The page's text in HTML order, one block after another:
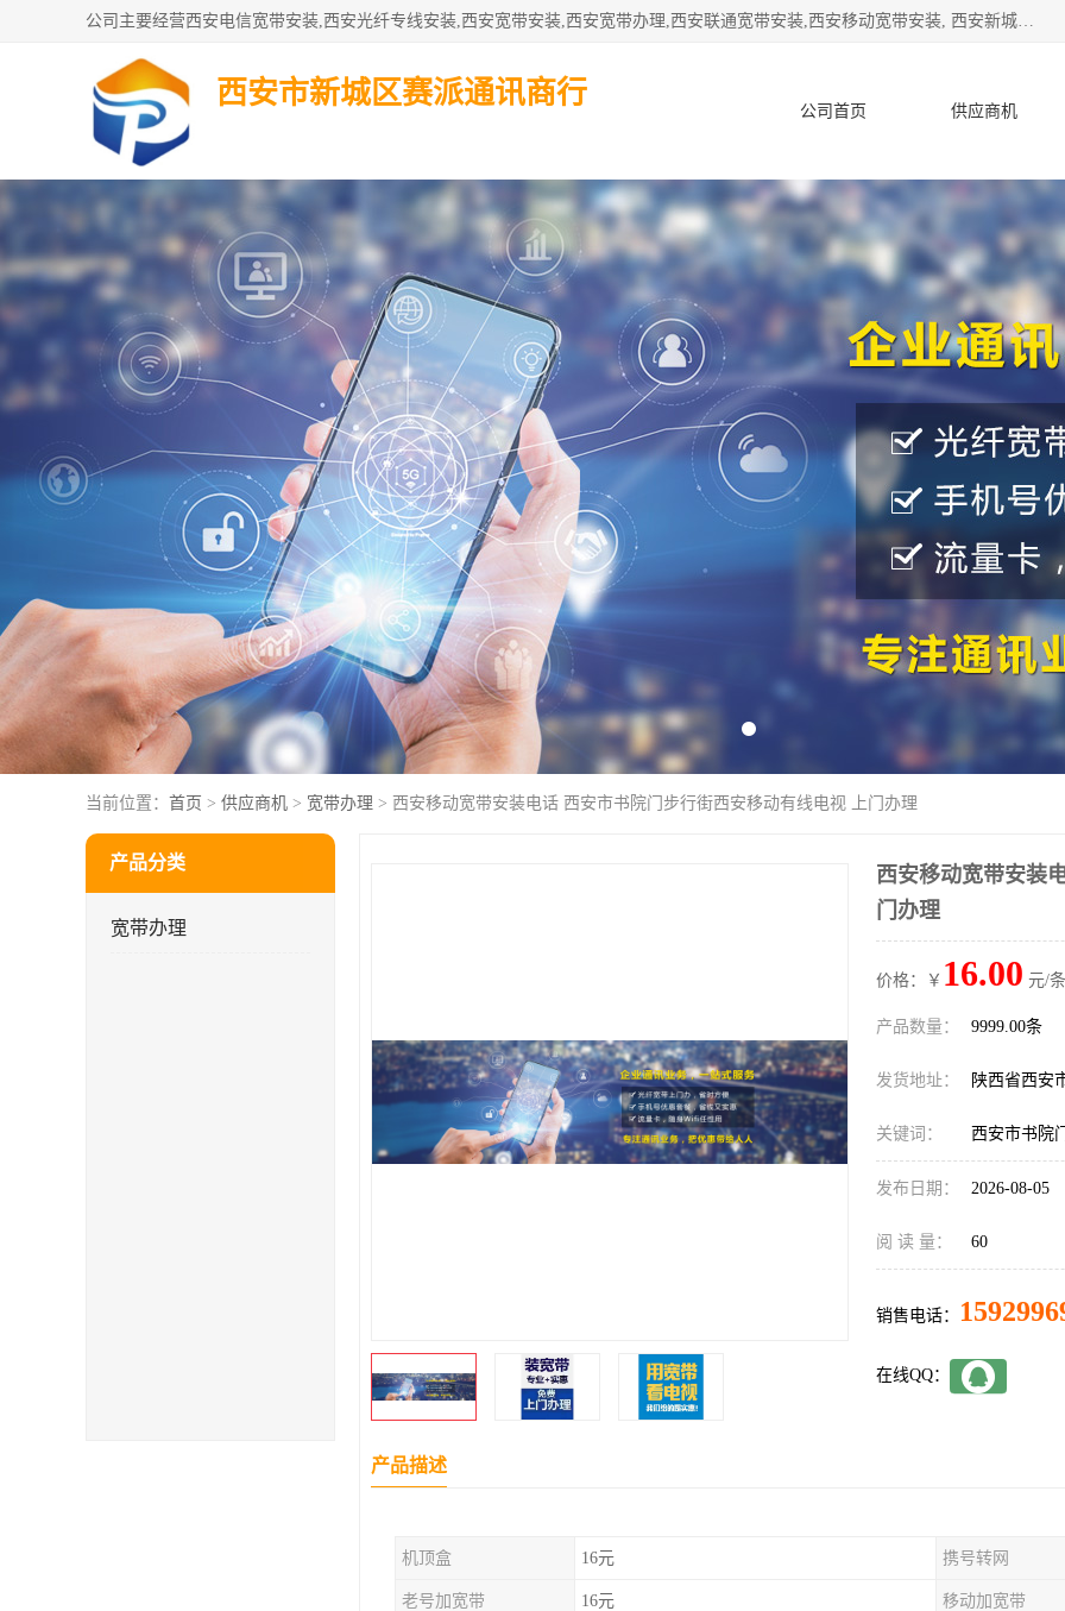
公司主要经营西安电信宽带安装,西安光纤专线安装,西安宽带安装,西安宽带办理,西安联通宽带安装,西安移动宽带安装, 西安新城赛派通讯商行从事西安地区的联通，移动，电信宽带安装，光纤专线安装，宽带办理等业务
西安市新城区赛派通讯商行
公司首页 供应商机
产品知识 客户案例
当前位置： 首页 > 供应商机 > 宽带办理 > 西安移动宽带安装电话 西安市书院门步行街西安移动有线电视 上门办理
产品分类
宽带办理
西安移动宽带安装
门办理
价格：￥ 16.00 元/
产品数量： 9999.00条
发货地址： 陕西省西安
关键词： 西安市书院
发布日期： 2026-08-05
阅 读 量： 60
销售电话：
在线QQ：
产品描述
机顶盒 16元 携号转网
老号加宽带 16元 移动加宽带